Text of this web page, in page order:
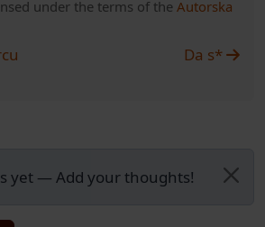
under the terms of the Autorska
Da s*
yet — Add your thoughts!